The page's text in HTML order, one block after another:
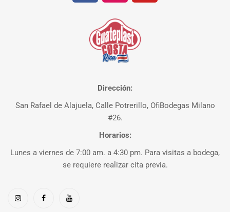
Dirección:
San Rafael de Alajuela, Calle Potrerillo, OfiBodegas Milano
#26.
Horarios:
Lunes a viernes de 7:00 am. a 4:30 pm. Para visitas a bodega,
se requiere realizar cita previa.